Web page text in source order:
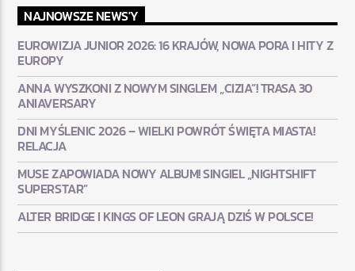
NAJNOWSZE NEWS'Y
EUROWIZJA JUNIOR 2026: 16 KRAJÓW, NOWA PORA I HITY Z
EUROPY
ANNA WYSZKONI Z NOWYM SINGLEM „CIZIA”! TRASA 30
ANIAVERSARY
DNI MYŚLENIC 2026 – WIELKI POWRÓT ŚWIĘTA MIASTA!
RELACJA
MUSE ZAPOWIADA NOWY ALBUM! SINGIEL „NIGHTSHIFT
SUPERSTAR”
ALTER BRIDGE I KINGS OF LEON GRAJĄ DZIŚ W POLSCE!